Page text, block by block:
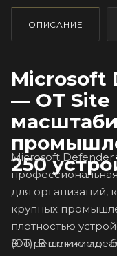
ОПИСАНИЕ
Microsoft
— OT Site
250
Microsoft Defender
для организаций,
крупных
плотностью
(OT). В отличие от
Это решение